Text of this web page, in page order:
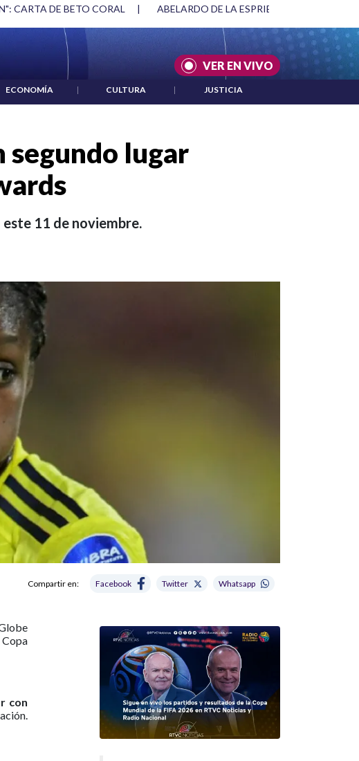
DE LA ESPRIELLA Y DMG | ACUERDOS ENTRE ESTADOS UNIDOS E
VER EN VIVO
ECONOMÍA | CULTURA | JUSTICIA
segundo lugar
11 de noviembre.
Compartir en: Facebook Twitter Whatsapp
con